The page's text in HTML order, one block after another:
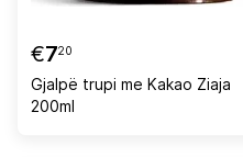
€720
Gjalpë trupi me Kakao Ziaja
200ml